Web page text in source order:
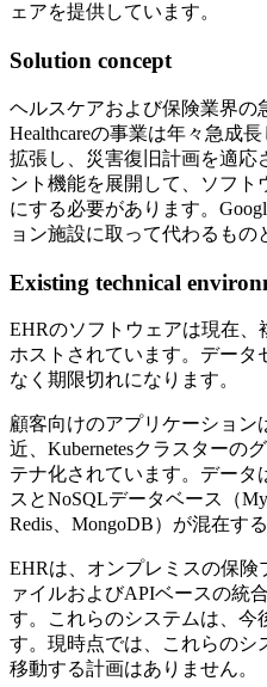
ェアを提供しています。
Solution concept
ヘルスケアおよび保険業界の
Healthcareの事業は年々急成
拡張し、災害復旧計画を適応
ント機能を展開して、ソフト
にする必要があります。
ョン施設に取って代わるもの
Existing technical
EHRのソフトウェアは現在
ホストされています。データ
なく期限切れになります。
顧客向けのアプリケーション
近、Kubernetesクラスターの
テナ化されています。データ
スとNoSQLデータベース（
Redis、MongoDB）が混在す
EHRは、オンプレミスの保険
ァイルおよびAPIベースの統
す。これらのシステムは、今
す。現時点では、これらのシ
移動する計画はありません。